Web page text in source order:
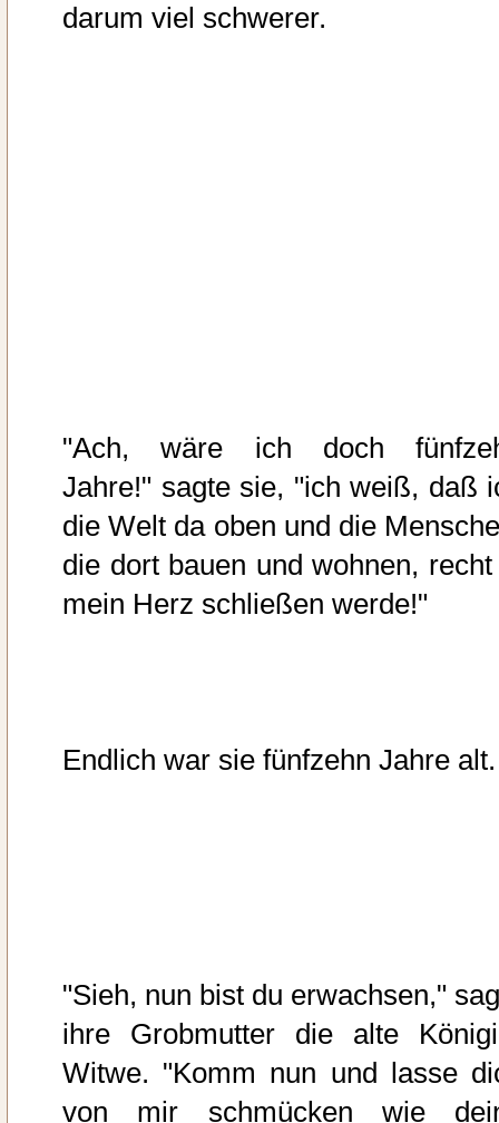
darum viel schwerer.
"Ach, wäre ich doch
Jahre!" sagte sie, "ich weiß, daß
die Welt da oben und die
die dort bauen und wohnen, recht
mein Herz schließen werde!"
Endlich war sie fünfzehn Jahre alt.
"Sieh, nun bist du erwachsen,"
ihre Grobmutter die alte
Witwe. "Komm nun und lasse
von mir schmücken wie